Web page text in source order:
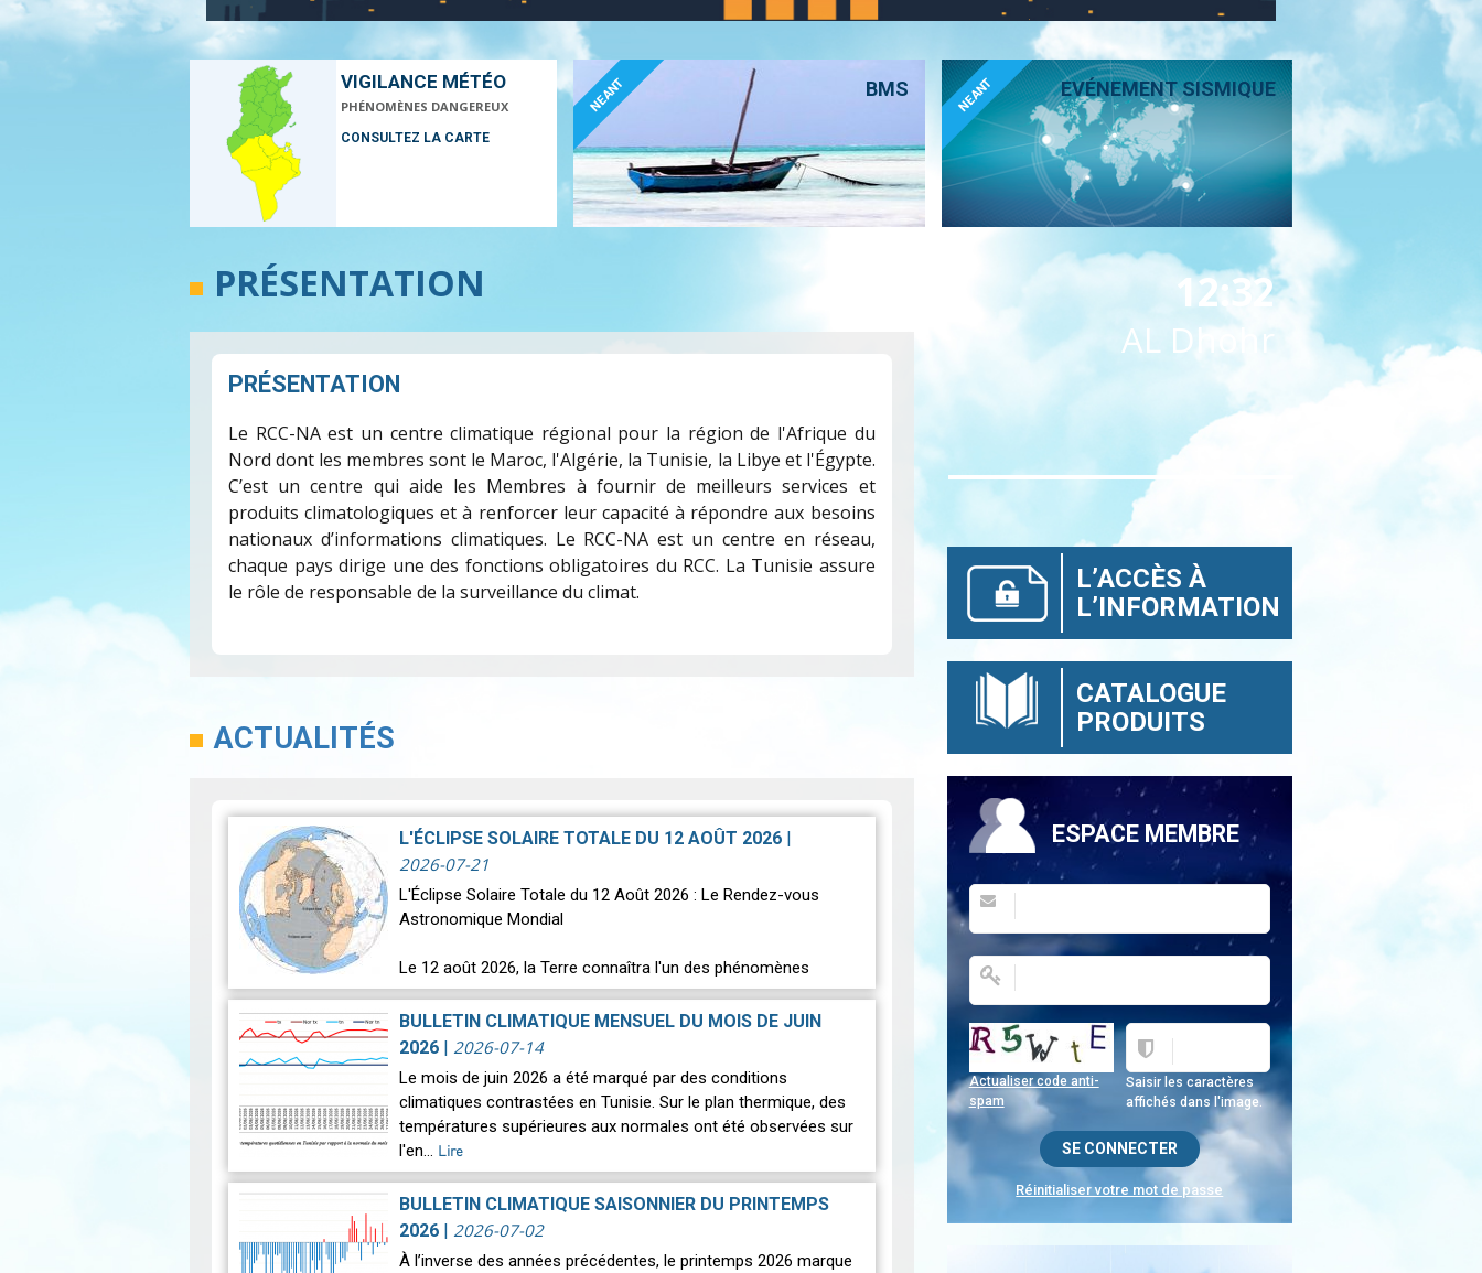
VIGILANCE MÉTÉO
PHÉNOMÈNES DANGEREUX
CONSULTEZ LA CARTE
BMS
NEANT EVÉNEMENT SISMIQUE
NEANT
PRÉSENTATION
PRÉSENTATION
Le RCC-NA est un centre climatique régional pour la région de l'Afrique du
Nord dont les membres sont le Maroc, l'Algérie, la Tunisie, la Libye et l'Égypte.
C’est un centre qui aide les Membres à fournir de meilleurs services et
produits climatologiques et à renforcer leur capacité à répondre aux besoins
nationaux d’informations climatiques. Le RCC-NA est un centre en réseau,
chaque pays dirige une des fonctions obligatoires du RCC. La Tunisie assure
le rôle de responsable de la surveillance du climat.
ACTUALITÉS
L'ÉCLIPSE SOLAIRE TOTALE DU 12 AOÛT 2026 |
2026-07-21
L'Éclipse Solaire Totale du 12 Août 2026 : Le Rendez-vous
Astronomique Mondial
Le 12 août 2026, la Terre connaîtra l'un des phénomènes
astronomiques les plus spectaculaires : une…Lire
BULLETIN CLIMATIQUE MENSUEL DU MOIS DE JUIN
2026 | 2026-07-14
Le mois de juin 2026 a été marqué par des conditions
climatiques contrastées en Tunisie. Sur le plan thermique, des
températures supérieures aux normales ont été observées sur
l'en… Lire
BULLETIN CLIMATIQUE SAISONNIER DU PRINTEMPS
2026 | 2026-07-02
À l’inverse des années précédentes, le printemps 2026 marque
12:32
AL Dhohr
L’ACCÈS À
L’INFORMATION
CATALOGUE
PRODUITS
ESPACE MEMBRE
Saisir les caractères
affichés dans l'image.
Actualiser code anti-
spam
Réinitialiser votre mot de passe